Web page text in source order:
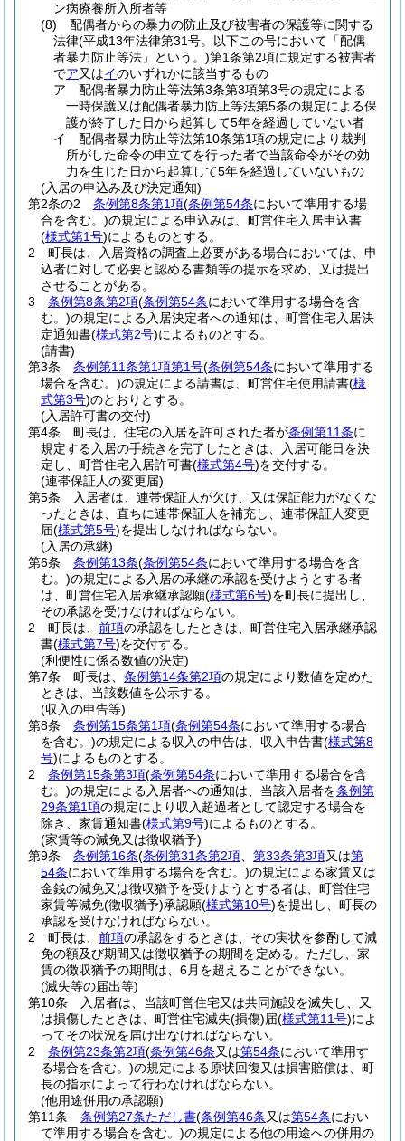
ン病療養所入所者等
(8)
配偶者からの暴力の防止及び被害者の保護等に関する
法律(平成13年法律第31号。以下この号において「配偶
者暴力防止等法」という。)第1条第2項に規定する被害者
でア又はイのいずれかに該当するもの
ア
配偶者暴力防止等法第3条第3項第3号の規定による
一時保護又は配偶者暴力防止等法第5条の規定による保
護が終了した日から起算して5年を経過していない者
イ
配偶者暴力防止等法第10条第1項の規定により裁判
所がした命令の申立てを行った者で当該命令がその効
力を生じた日から起算して5年を経過していないもの
(入居の申込み及び決定通知)
第2条の2
条例第8条第1項(条例第54条において準用する場
合を含む。)の規定による申込みは、町営住宅入居申込書
(様式第1号)によるものとする。
2
町長は、入居資格の調査上必要がある場合においては、申
込者に対して必要と認める書類等の提示を求め、又は提出
させることがある。
3
条例第8条第2項(条例第54条において準用する場合を含
む。)の規定による入居決定者への通知は、町営住宅入居決
定通知書(様式第2号)によるものとする。
(請書)
第3条
条例第11条第1項第1号(条例第54条において準用する
場合を含む。)の規定による請書は、町営住宅使用請書(様
式第3号)のとおりとする。
(入居許可書の交付)
第4条
町長は、住宅の入居を許可された者が条例第11条に
規定する入居の手続きを完了したときは、入居可能日を決
定し、町営住宅入居許可書(様式第4号)を交付する。
(連帯保証人の変更届)
第5条
入居者は、連帯保証人が欠け、又は保証能力がなくな
ったときは、直ちに連帯保証人を補充し、連帯保証人変更
届(様式第5号)を提出しなければならない。
(入居の承継)
第6条
条例第13条(条例第54条において準用する場合を含
む。)の規定による入居の承継の承認を受けようとする者
は、町営住宅入居承継承認願(様式第6号)を町長に提出し、
その承認を受けなければならない。
2
町長は、 前項の承認をしたときは、町営住宅入居承継承認
書(様式第7号)を交付する。
(利便性に係る数値の決定)
第7条
町長は、 条例第14条第2項の規定により数値を定めた
ときは、当該数値を公示する。
(収入の申告等)
第8条
条例第15条第1項(条例第54条において準用する場合
を含む。)の規定による収入の申告は、収入申告書(様式第8
号)によるものとする。
2
条例第15条第3項(条例第54条において準用する場合を含
む。)の規定による入居者への通知は、当該入居者を条例第
29条第1項の規定により収入超過者として認定する場合を
除き、家賃通知書(様式第9号)によるものとする。
(家賃等の減免又は徴収猶予)
第9条
条例第16条(条例第31条第2項 第33条第3項又は第
54条において準用する場合を含む。)の規定による家賃又は
金銭の減免又は徴収猶予を受けようとする者は、町営住宅
家賃等減免(徴収猶予)承認願(様式第10号)を提出し、町長の
承認を受けなければならない。
2
町長は、 前項の承認をするときは、その実状を参酌して減
免の額及び期間又は徴収猶予の期間を定める。 ただし、家
賃の徴収猶予の期間は、6月を超えることができない。
(滅失等の届出等)
第10条
入居者は、当該町営住宅又は共同施設を滅失し、又
は損傷したときは、町営住宅滅失(損傷)届(様式第11号)によ
ってその状況を届け出なければならない。
2
条例第23条第2項(条例第46条又は第54条において準用す
る場合を含む。)の規定による原状回復又は損害賠償は、町
長の指示によって行わなければならない。
(他用途併用の承認願)
第11条
条例第27条ただし書(条例第46条又は第54条におい
て準用する場合を含む。)の規定による他の用途への併用の